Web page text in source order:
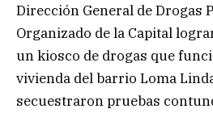
Dirección General de Drogas
Organizado de la Capital
un kiosco de drogas que
vivienda del barrio Loma
secuestraron pruebas